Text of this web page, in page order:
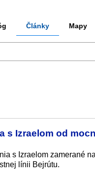
Články Mapy
s Izraelom od
s Izraelom zamerané
línii Bejrútu.